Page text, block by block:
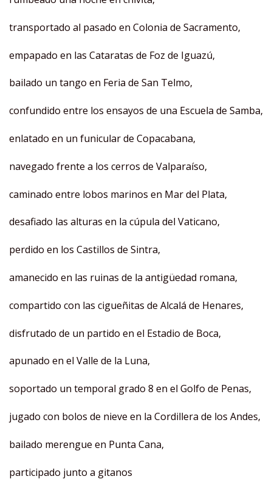
transportado al pasado en Colonia de Sacramento,
empapado en las Cataratas de Foz de Iguazú,
bailado un tango en Feria de San Telmo,
confundido entre los ensayos de una Escuela de Samba,
enlatado en un funicular de Copacabana,
navegado frente a los cerros de Valparaíso,
caminado entre lobos marinos en Mar del Plata,
desafiado las alturas en la cúpula del Vaticano,
perdido en los Castillos de Sintra,
amanecido en las ruinas de la antigüedad romana,
compartido con las cigueñitas de Alcalá de Henares,
disfrutado de un partido en el Estadio de Boca,
apunado en el Valle de la Luna,
soportado un temporal grado 8 en el Golfo de Penas,
jugado con bolos de nieve en la Cordillera de los Andes,
bailado merengue en Punta Cana,
participado junto a gitanos